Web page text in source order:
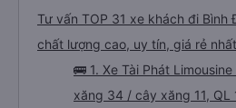
Tư vấn TOP 31 xe khách đi Bình
chất lượng cao, uy tín, giá rẻ
🚌 1. Xe Tài Phát
xăng 34 / cây xăng 11, QL